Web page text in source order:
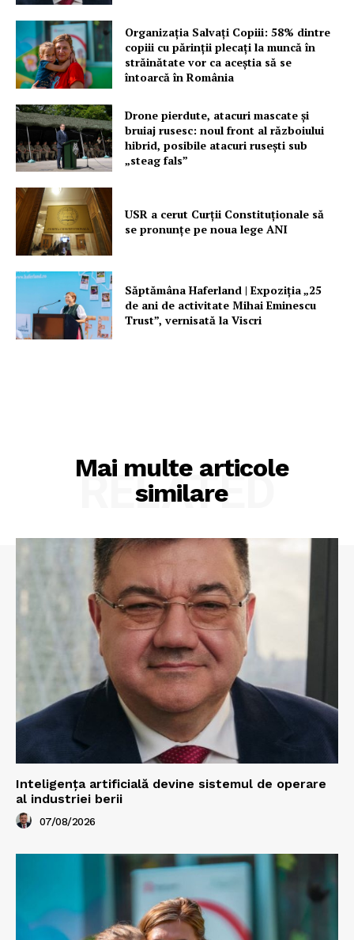
Organizația Salvați Copiii: 58% dintre
copiii cu părinții plecați la muncă în
străinătate vor ca aceștia să se
întoarcă în România
Drone pierdute, atacuri mascate și
bruiaj rusesc: noul front al războiului
hibrid, posibile atacuri rusești sub
„steag fals”
USR a cerut Curții Constituționale să
se pronunțe pe noua lege ANI
Săptămâna Haferland | Expoziţia „25
de ani de activitate Mihai Eminescu
Trust”, vernisată la Viscri
Mai multe articole
similare
RELATED
Inteligența artificială devine sistemul de operare
al industriei berii
07/08/2026